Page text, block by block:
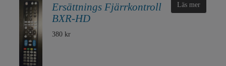
Ersättnings Fjärrkontroll
BXR-HD
380 kr
Läs mer